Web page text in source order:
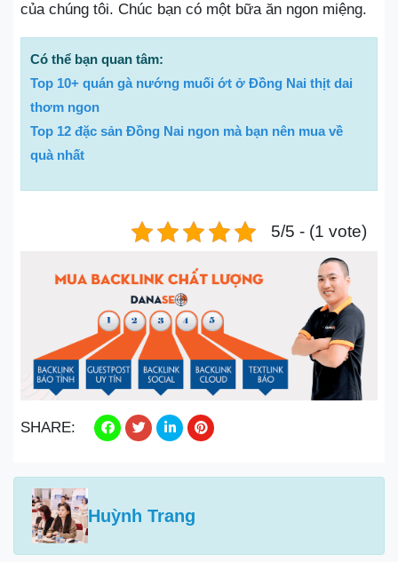
của chúng tôi. Chúc bạn có một bữa ăn ngon miệng.
Có thể bạn quan tâm:
Top 10+ quán gà nướng muối ớt ở Đồng Nai thịt dai
thơm ngon
Top 12 đặc sản Đồng Nai ngon mà bạn nên mua về
quà nhất
5/5 - (1 vote)
SHARE:
Huỳnh Trang